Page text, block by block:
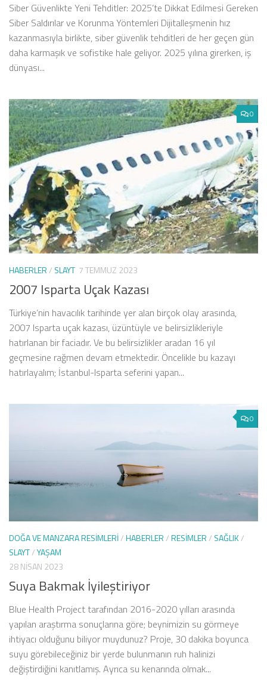
Siber Güvenlikte Yeni Tehditler: 2025’te Dikkat Edilmesi Gereken
Siber Saldırılar ve Korunma Yöntemleri Dijitalleşmenin hız
kazanmasıyla birlikte, siber güvenlik tehditleri de her geçen gün
daha karmaşık ve sofistike hale geliyor. 2025 yılına girerken, iş
dünyası...
0
HABERLER/ SLAYT 7 TEMMUZ 2023
2007 Isparta Uçak Kazası
Türkiye’nin havacılık tarihinde yer alan birçok olay arasında,
2007 Isparta uçak kazası, üzüntüyle ve belirsizlikleriyle
hatırlanan bir faciadır. Ve bu belirsizlikler aradan 16 yıl
geçmesine rağmen devam etmektedir. Öncelikle bu kazayı
hatırlayalım; İstanbul-Isparta seferini yapan...
0
DOĞA VE MANZARA RESIMLERI/HABERLER/RESIMLER/ SAĞLIK/
SLAYT/YAŞAM
28 NISAN 2023
Suya Bakmak İyileştiriyor
Blue Health Project tarafından 2016-2020 yılları arasında
yapılan araştırma sonuçlarına göre; beynimizin su görmeye
ihtiyacı olduğunu biliyor muydunuz? Proje, 30 dakika boyunca
suyu görebileceğiniz bir yerde bulunmanın ruh halinizi
değiştirdiğini kanıtlamış. Ayrıca su kenarında olmak...